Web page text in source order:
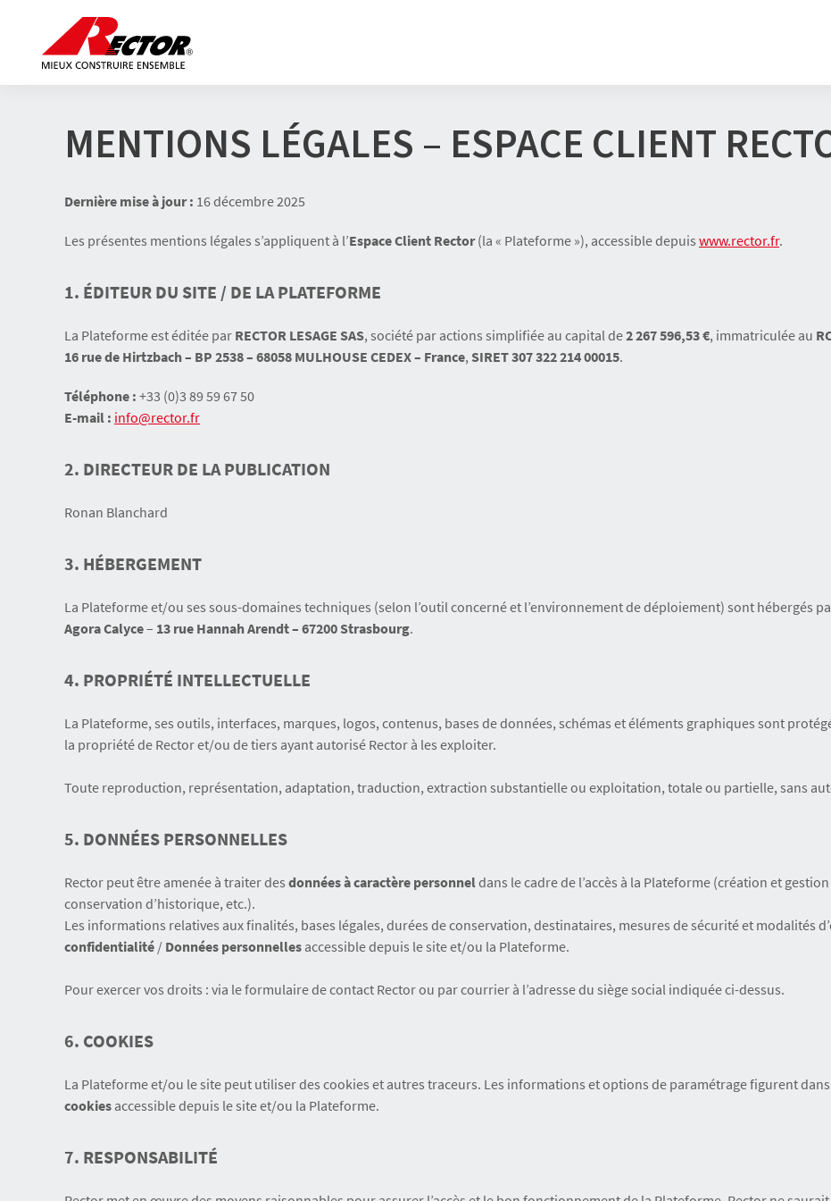
MENTIONS LÉGALES – ESPACE CLIENT
Dernière mise à jour : 16 décembre 2025
Les présentes mentions légales s’appliquent à l’Espace Client Rector(la « Plateforme »), accessible depuis www.rector.fr.
1. ÉDITEUR DU SITE / DE LA PLATEFORME
La Plateforme est éditée par RECTOR LESAGE SAS, société par actions simplifiée au capital de2 267 596,53 €, immatriculée au
16 rue de Hirtzbach – BP 2538 – 68058 MULHOUSE CEDEX – France, SIRET 307 322 214 00015.
Téléphone : +33 (0)3 89 59 67 50
E-mail : info@rector.fr
2. DIRECTEUR DE LA PUBLICATION
Ronan Blanchard
3. HÉBERGEMENT
La Plateforme et/ou ses sous-domaines techniques (selon l’outil concerné et l’environnement de déploiement) sont hébergés
Agora Calyce– 13 rue Hannah Arendt – 67200 Strasbourg.
4. PROPRIÉTÉ INTELLECTUELLE
La Plateforme, ses outils, interfaces, marques, logos, contenus, bases de données, schémas et éléments graphiques sont
la propriété de Rector et/ou de tiers ayant autorisé Rector à les exploiter.
Toute reproduction, représentation, adaptation, traduction, extraction substantielle ou exploitation, totale ou partielle, sans
5. DONNÉES PERSONNELLES
Rector peut être amenée à traiter des données à caractère personneldans le cadre de l’accès à la Plateforme (création et
conservation d’historique, etc.).
Les informations relatives aux finalités, bases légales, durées de conservation, destinataires, mesures de sécurité et modalités
confidentialité / Données personnelles accessible depuis le site et/ou la Plateforme.
Pour exercer vos droits : via le formulaire de contact Rector ou par courrier à l’adresse du siège social indiquée ci-dessus.
6. COOKIES
La Plateforme et/ou le site peut utiliser des cookies et autres traceurs. Les informations et options de paramétrage figurent
cookies accessible depuis le site et/ou la Plateforme.
7. RESPONSABILITÉ